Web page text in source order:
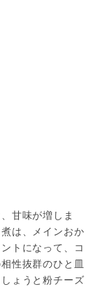
甘味が増しま
は、メインおか
トになって、コ
性抜群のひと皿
ょうと粉チーズ